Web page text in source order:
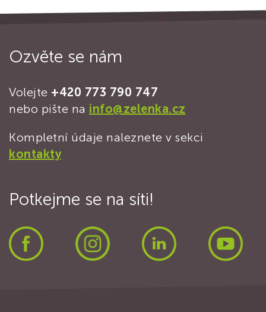
Ozvěte se nám
Volejte +420 773 790 747
nebo pište na info@zelenka.cz
Kompletní údaje naleznete v sekci
kontakty
Potkejme se na síti!